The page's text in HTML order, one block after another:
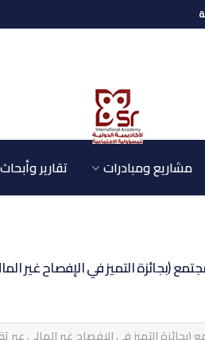
مشاريع ومبادرات تقارير وأبحاث
التميز في الإفصاح غير